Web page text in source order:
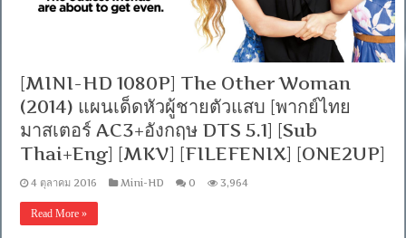
[MINI-HD 1080P] The Other Woman
(2014) แผนเด็ดหัวผู้ชายตัวแสบ [พากย์ไทย
มาสเตอร์ AC3+อังกฤษ DTS 5.1] [Sub
Thai+Eng] [MKV] [FILEFENIX] [ONE2UP]
4 ตุลาคม 2016 Mini-HD 0 3,964
Read More »